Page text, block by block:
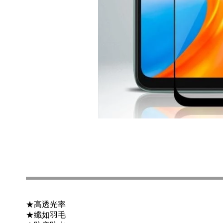
★高透光率
★纖如羽毛